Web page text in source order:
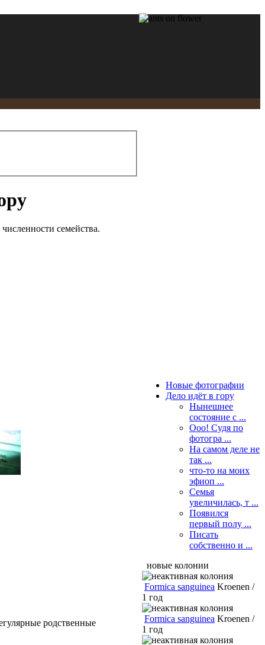
семейства.
родственные
Новые фотографии
Дело идёт в гору
Нынешнее
состояние с ...
Ооо! Судя по
фотогра ...
На самом деле не
так ...
что-то на моих
эфиоп ...
Семья
увеличилась, т ...
Появился
первый полу ...
Писать
собственно и ...
новые колонии
Formica sanguinea Kroenen /
1 год
Formica sanguinea Kroenen /
1 год